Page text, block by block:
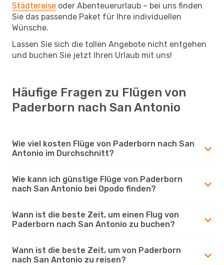
Städtereise oder Abenteuerurlaub – bei uns finden
Sie das passende Paket für Ihre individuellen
Wünsche.
Lassen Sie sich die tollen Angebote nicht entgehen
und buchen Sie jetzt Ihren Urlaub mit uns!
Häufige Fragen zu Flügen von
Paderborn nach San Antonio
Wie viel kosten Flüge von Paderborn nach San
Antonio im Durchschnitt?
Wie kann ich günstige Flüge von Paderborn
nach San Antonio bei Opodo finden?
Wann ist die beste Zeit, um einen Flug von
Paderborn nach San Antonio zu buchen?
Wann ist die beste Zeit, um von Paderborn
nach San Antonio zu reisen?